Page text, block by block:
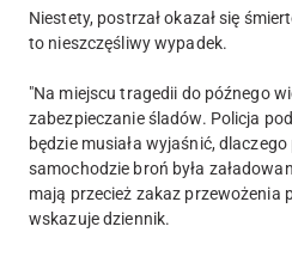
Niestety, postrzał okazał się
to nieszczęśliwy wypadek.
"Na miejscu tragedii do późnego
zabezpieczanie śladów. Policja
będzie musiała wyjaśnić,
samochodzie broń była
mają przecież zakaz przewożenia
wskazuje dziennik.